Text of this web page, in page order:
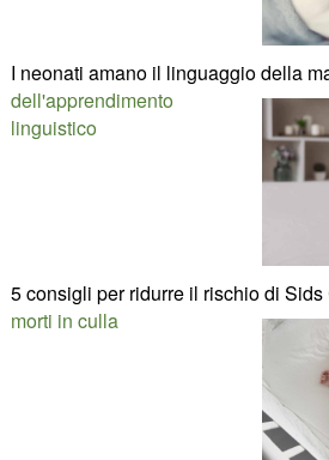
I neonati amano il linguaggio della
dell'apprendimento
linguistico
5 consigli per ridurre il rischio di Sids
morti in culla